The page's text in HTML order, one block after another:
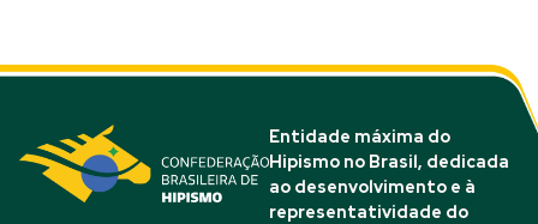
Entidade máxima do
Hipismo no Brasil, dedicada
ao desenvolvimento e à
representatividade do